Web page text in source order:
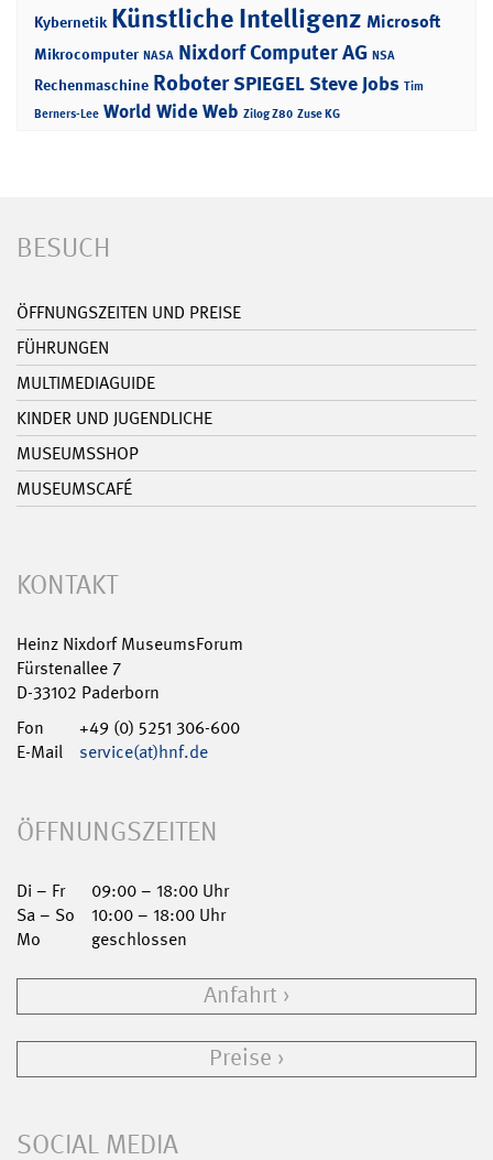
Kybernetik Künstliche Intelligenz Microsoft
Mikrocomputer NASA Nixdorf Computer AG NSA
Rechenmaschine RoboterSPIEGELSteve Jobs Tim
Berners-Lee World Wide Web Zilog Z80 Zuse KG
BESUCH
ÖFFNUNGSZEITEN UND PREISE
FÜHRUNGEN
MULTIMEDIAGUIDE
KINDER UND JUGENDLICHE
MUSEUMSSHOP
MUSEUMSCAFÉ
KONTAKT
Heinz Nixdorf MuseumsForum
Fürstenallee 7
D-33102 Paderborn
Fon
+49 (0) 5251 306-600
E-Mail
service(at)hnf.de
ÖFFNUNGSZEITEN
Di – Fr
09:00 – 18:00 Uhr
Sa – So
10:00 – 18:00 Uhr
Mo
geschlossen
Anfahrt
Preise
SOCIAL MEDIA